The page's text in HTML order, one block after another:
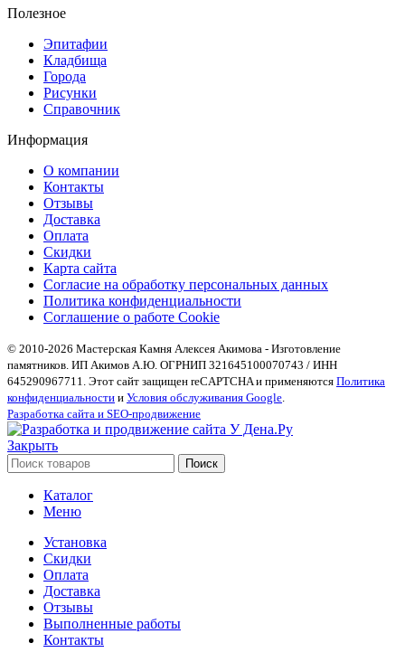
Полезное
Эпитафии
Кладбища
Города
Рисунки
Справочник
Информация
О компании
Контакты
Отзывы
Доставка
Оплата
Скидки
Карта сайта
Согласие на обработку персональных данных
Политика конфиденциальности
Соглашение о работе Cookie
© 2010-2026 Мастерская Камня Алексея Акимова - Изготовление
памятников. ИП Акимов А.Ю. ОГРНИП 321645100070743 / ИНН
645290967711. Этот сайт защищен reCAPTCHA и применяются Политика
конфиденциальности и Условия обслуживания Google.
Разработка сайта и SEO-продвижение
Закрыть
Поиск
Каталог
Меню
Установка
Скидки
Оплата
Доставка
Отзывы
Выполненные работы
Контакты